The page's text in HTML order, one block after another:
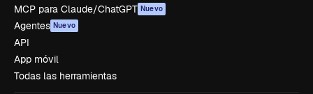
MCP para Claude/ChatGPT Nuevo
Agentes Nuevo
API
App móvil
Todas las herramientas